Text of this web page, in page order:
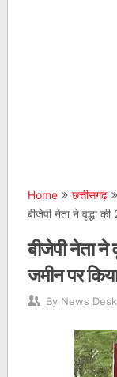
Home
छत्तीसगढ़
बीजेपी नेता ने वृद्धा
बीजेपी नेता
जमीन पर
By News Desk